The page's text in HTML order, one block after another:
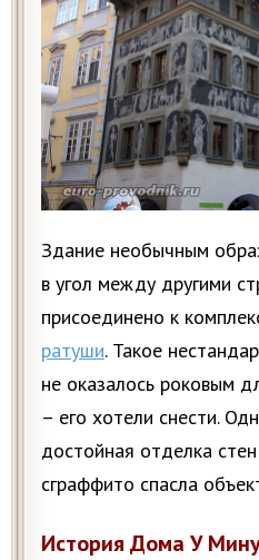
Здание необычным
в угол между другими
присоединено к
ратуши. Такое
не оказалось роковым
– его хотели снести.
достойная отделка
сграффито спасла
История Дома У